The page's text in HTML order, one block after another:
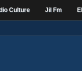
Culture Jil Fm